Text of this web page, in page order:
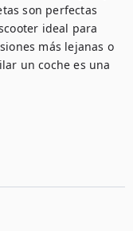
son perfectas
ideal para
más lejanas o
un coche es una